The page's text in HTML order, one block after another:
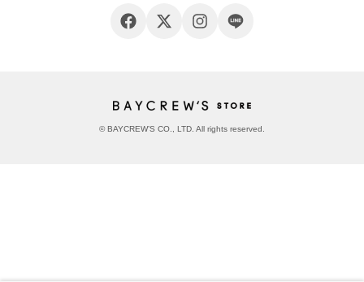
© BAYCREW’S CO., LTD. All rights reserved.